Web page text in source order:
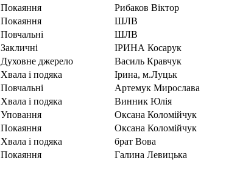
Покаяння Рибаков Віктор
Покаяння ШЛВ
Повчальні ШЛВ
Закличні ІРИНА Косарук
Духовне джерело Василь Кравчук
Хвала і подяка Ірина, м.Луцьк
Повчальні Артемук Мирослава
Хвала і подяка Винник Юлія
Уповання Оксана Коломійчук
Покаяння Оксана Коломійчук
Хвала і подяка брат Вова
Покаяння Галина Левицька